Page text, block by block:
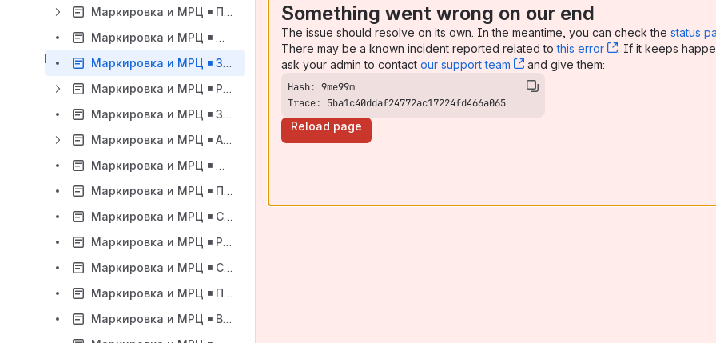
Маркировка и МРЦ ◾️ Плагин проверки марок в сервисе Честный Знак
Маркировка и МРЦ ◾️ Модуль Честный Знак. Изменение способа авторизации модуля проверки сроков годности
Маркировка и МРЦ ◾️ Звуковой сигнал на ФР при сканировании некорректной марки
Маркировка и МРЦ ◾️ Разрешительный режим на кассе
Маркировка и МРЦ ◾️ Запрет продажи по КМ для некоторых типов маркировки
Маркировка и МРЦ ◾️ Алконаборы с товарами-спутниками
Маркировка и МРЦ ◾️ Действие скидок на позицию с групповой маркировкой
Маркировка и МРЦ ◾️ Продажа алконаборов с КИН одной строкой
Маркировка и МРЦ ◾️ Сервис валидации ювелирных изделий в ГИИС ДМДК
Маркировка и МРЦ ◾️ Разделение чека с большим количеством маркированных товаров
Маркировка и МРЦ ◾️ Свойство товара для отложенного добавления маркированного товара в чек
Маркировка и МРЦ ◾️ Продажа развесной маркированной икры как весового товара
Маркировка и МРЦ ◾️ Включение обязательной проверки маркировки с указанной даты
Something went wrong on our end
The issue should resolve on its own. In the meantime, you can check the status
There may be a known incident reported related tothis error , (opens new
. If it keeps
ask your admin to contact our support team , (opens new window)
and give them:
Trace: 5ba1c40ddaf24772ac17224fd466a065
Reload page